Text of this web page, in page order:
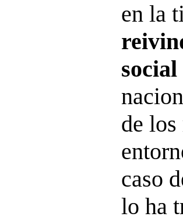
en la
social
de los
caso
lo ha